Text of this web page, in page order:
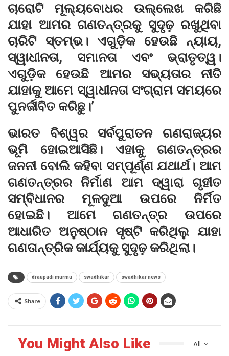
ଚାରୋଟି ମୂଲ୍ୟବୋଧର ଉଲ୍ଲେଖ କରିଛି
ଯାହା ଆମର ଗଣତନ୍ତ୍ରକୁ ସୁଦୃଢ଼ ରଖୁଥିବା
ଚାରିଟି ସ୍ତମ୍ଭ। ଏଗୁଡ଼ିକ ହେଉଛି ନ୍ୟାୟ,
ସ୍ୱାଧୀନତା, ସମାନତା ଏବଂ ଭ୍ରାତୃତ୍ୱ।
ଏଗୁଡ଼ିକ ହେଉଛି ଆମର ସଭ୍ୟତାର ନୀତି
ଯାହାକୁ ଆମେ ସ୍ୱାଧୀନତା ସଂଗ୍ରାମ ସମୟରେ
ପୁନର୍ଜୀବିତ କରିଛୁ।’
ଭାରତ ବିଶ୍ୱର ସର୍ବପୁରାତନ ଗଣରାଜ୍ୟର
ଭୂମି ହୋଇଆସିଛି। ଏହାକୁ ଗଣତନ୍ତ୍ରର
ଜନନୀ ବୋଲି କହିବା ସମ୍ପୂର୍ଣ୍ଣ ଯଥାର୍ଥ। ଆମ
ଗଣତନ୍ତ୍ରର ନିର୍ମାଣ ଆମ ଦ୍ୱାରା ଗୃହୀତ
ସମ୍ବିଧାନର ମୂଳଦୁଆ ଉପରେ ନିର୍ମିତ
ହୋଇଛି। ଆମେ ଗଣତନ୍ତ୍ର ଉପରେ
ଆଧାରିତ ଅନୁଷ୍ଠାନ ସୃଷ୍ଟି କରିଥିଲୁ ଯାହା
ଗଣତାନ୍ତ୍ରିକ କାର୍ଯ୍ୟକୁ ସୁଦୃଢ଼ କରିଥିଲା।
draupadi murmu swadhikar swadhikar news
Share
All
You Might Also Like